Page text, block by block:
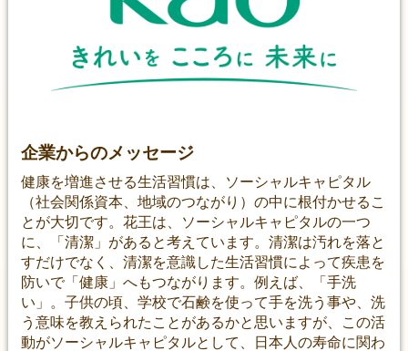
企業からのメッセージ
健康を増進させる生活習慣は、ソーシャルキャピタル
（社会関係資本、地域のつながり）の中に根付かせるこ
とが大切です。花王は、ソーシャルキャピタルの一つ
に、「清潔」があると考えています。清潔は汚れを落と
すだけでなく、清潔を意識した生活習慣によって疾患を
防いで「健康」へもつながります。例えば、「手洗
い」。子供の頃、学校で石鹸を使って手を洗う事や、洗
う意味を教えられたことがあるかと思いますが、この活
動がソーシャルキャピタルとして、日本人の寿命に関わ